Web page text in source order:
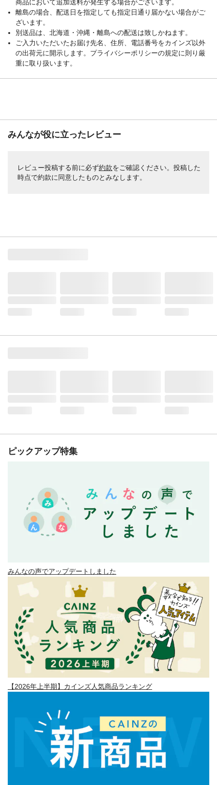
商品において追加送料が発生する場合がございます。
離島の場合、配送日を指定しても指定日通り届かない場合がご
ざいます。
別送品は、北海道・沖縄・離島への配送は致しかねます。
ご入力いただいたお届け先名、住所、電話番号をカインズ以外
の出荷元に開示します。プライバシーポリシーの規定に則り厳
重に取り扱います。
みんなが役に立ったレビュー
レビュー投稿する前に必ず約款をご確認ください。投稿した
時点で約款に同意したものとみなします。
ピックアップ特集
みんなの声でアップデートしました
【2026年上半期】カインズ人気商品ランキング